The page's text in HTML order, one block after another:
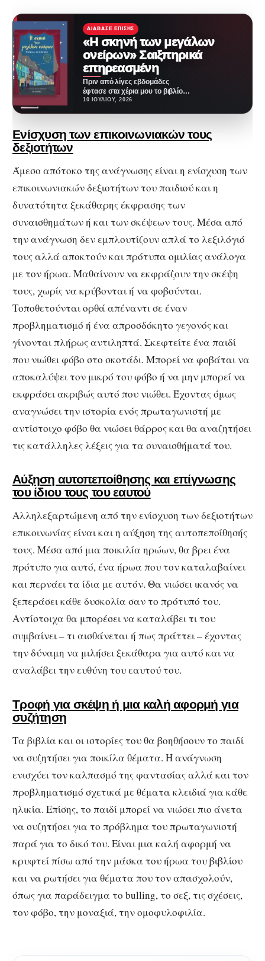
ΔΙΆΒΑΣΕ ΕΠΊΣΗΣ
«Η σκηνή των μεγάλων
ονείρων» Σαιξπηρικά
επηρεασμένη
Πριν από λίγες εβδομάδες
έφτασε στα χέρια μου το βιβλίο
της Monica Gutierrez με τίτλο
10 ΙΟΥΛΊΟΥ, 2026
Ενίσχυση των επικοινωνιακών τους
δεξιοτήτων
Άμεσο απότοκο της ανάγνωσης είναι η ενίσχυση των
επικοινωνιακών δεξιοτήτων του παιδιού και η
δυνατότητα ξεκάθαρης έκφρασης των
συναισθημάτων ή και των σκέψεων τους. Μέσα από
την ανάγνωση δεν εμπλουτίζουν απλά το λεξιλόγιό
τους αλλά αποκτούν και πρότυπα ομιλίας ανάλογα
με τον ήρωα. Μαθαίνουν να εκφράζουν την σκέψη
τους, χωρίς να κρύβονται ή να φοβούνται.
Τοποθετούνται ορθά απέναντι σε έναν
προβληματισμό ή ένα απροσδόκητο γεγονός και
γίνονται πλήρως αντιληπτά. Σκεφτείτε ένα παιδί
που νιώθει φόβο στο σκοτάδι. Μπορεί να φοβάται να
αποκαλύψει τον μικρό του φόβο ή να μην μπορεί να
εκφράσει ακριβώς αυτό που νιώθει. Έχοντας όμως
αναγνώσει την ιστορία ενός πρωταγωνιστή με
αντίστοιχο φόβο θα νιώσει θάρρος και θα αναζητήσει
τις κατάλληλες λέξεις για τα συναισθήματά του.
Αύξηση αυτοπεποίθησης και επίγνωσης
του ίδιου τους του εαυτού
Αλληλεξαρτώμενη από την ενίσχυση των δεξιοτήτων
επικοινωνίας είναι και η αύξηση της αυτοπεποίθησής
τους. Μέσα από μια ποικιλία ηρώων, θα βρει ένα
πρότυπο για αυτό, ένα ήρωα που τον καταλαβαίνει
και περνάει τα ίδια με αυτόν. Θα νιώσει ικανός να
ξεπεράσει κάθε δυσκολία σαν το πρότυπό του.
Αντίστοιχα θα μπορέσει να καταλάβει τι του
συμβαίνει – τι αισθάνεται ή πως πράττει – έχοντας
την δύναμη να μιλήσει ξεκάθαρα για αυτό και να
αναλάβει την ευθύνη του εαυτού του.
Τροφή για σκέψη ή μια καλή αφορμή για
συζήτηση
Τα βιβλία και οι ιστορίες του θα βοηθήσουν το παιδί
να συζητήσει για ποικίλα θέματα. Η ανάγνωση
ενισχύει τον καλπασμό της φαντασίας αλλά και τον
προβληματισμό σχετικά με θέματα κλειδιά για κάθε
ηλικία. Επίσης, το παιδί μπορεί να νιώσει πιο άνετα
να συζητήσει για το πρόβλημα του πρωταγωνιστή
παρά για το δικό του. Είναι μια καλή αφορμή να
κρυφτεί πίσω από την μάσκα του ήρωα του βιβλίου
και να ρωτήσει για θέματα που τον απασχολούν,
όπως για παράδειγμα το bulling, το σεξ, τις σχέσεις,
τον φόβο, την μοναξιά, την ομοφυλοφιλία.